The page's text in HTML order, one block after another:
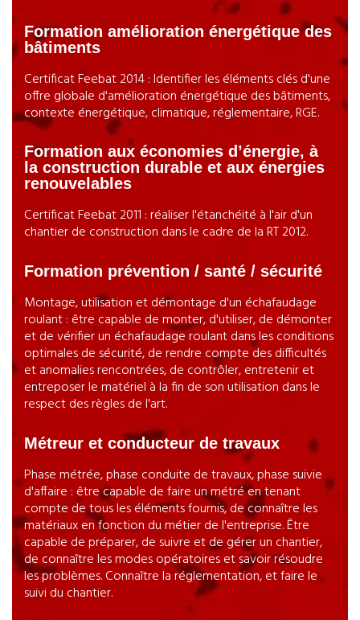
Formation amélioration énergétique des
bâtiments
Certificat Feebat 2014 : Identifier les éléments clés d'une
offre globale d'amélioration énergétique des bâtiments,
contexte énergétique, climatique, réglementaire, RGE.
Formation aux économies d’énergie, à
la construction durable et aux énergies
renouvelables
Certificat Feebat 2011 : réaliser l'étanchéité à l'air d'un
chantier de construction dans le cadre de la RT 2012.
Formation prévention / santé / sécurité
Montage, utilisation et démontage d'un échafaudage
roulant : être capable de monter, d'utiliser, de démonter
et de vérifier un échafaudage roulant dans les conditions
optimales de sécurité, de rendre compte des difficultés
et anomalies rencontrées, de contrôler, entretenir et
entreposer le matériel à la fin de son utilisation dans le
respect des règles de l'art.
Métreur et conducteur de travaux
Phase métrée, phase conduite de travaux, phase suivie
d'affaire : être capable de faire un métré en tenant
compte de tous les éléments fournis, de connaître les
matériaux en fonction du métier de l'entreprise. Être
capable de préparer, de suivre et de gérer un chantier,
de connaître les modes opératoires et savoir résoudre
les problèmes. Connaître la réglementation, et faire le
suivi du chantier.